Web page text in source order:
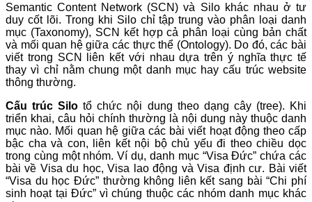
Semantic Content Network (SCN) và Silo khác nhau ở tư
duy cốt lõi. Trong khi Silo chỉ tập trung vào phân loại danh
mục (Taxonomy), SCN kết hợp cả phân loại cùng bản chất
và mối quan hệ giữa các thực thể (Ontology). Do đó, các bài
viết trong SCN liên kết với nhau dựa trên ý nghĩa thực tế
thay vì chỉ nằm chung một danh mục hay cấu trúc website
thông thường.
Cấu trúc Silo tổ chức nội dung theo dạng cây (tree). Khi
triển khai, câu hỏi chính thường là nội dung này thuộc danh
mục nào. Mối quan hệ giữa các bài viết hoạt động theo cấp
bậc cha và con, liên kết nội bộ chủ yếu đi theo chiều dọc
trong cùng một nhóm. Ví dụ, danh mục “Visa Đức” chứa các
bài về Visa du học, Visa lao động và Visa định cư. Bài viết
“Visa du học Đức” thường không liên kết sang bài “Chi phí
sinh hoạt tại Đức” vì chúng thuộc các nhóm danh mục khác